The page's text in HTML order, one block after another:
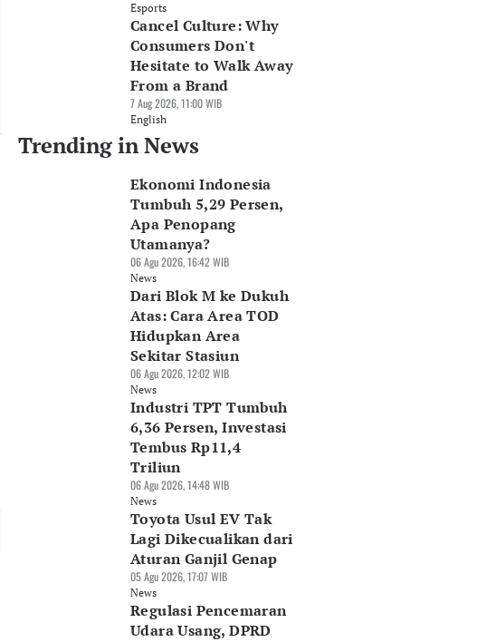
Esports
Cancel Culture: Why
Consumers Don't
Hesitate to Walk Away
From a Brand
7 Aug 2026, 11:00 WIB
English
Trending in News
Ekonomi Indonesia
Tumbuh 5,29 Persen,
Apa Penopang
Utamanya?
06 Agu 2026, 16:42 WIB
News
Dari Blok M ke Dukuh
Atas: Cara Area TOD
Hidupkan Area
Sekitar Stasiun
06 Agu 2026, 12:02 WIB
News
Industri TPT Tumbuh
6,36 Persen, Investasi
Tembus Rp11,4
Triliun
06 Agu 2026, 14:48 WIB
News
Toyota Usul EV Tak
Lagi Dikecualikan dari
Aturan Ganjil Genap
05 Agu 2026, 17:07 WIB
News
Regulasi Pencemaran
Udara Usang, DPRD